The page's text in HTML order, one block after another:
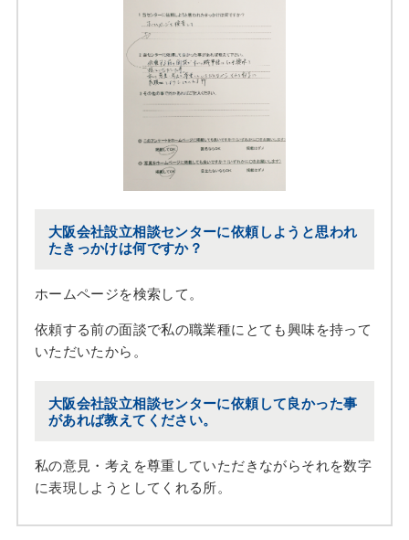
大阪会社設立相談センターに依頼しようと思われ
たきっかけは何ですか？
ホームページを検索して。
依頼する前の面談で私の職業種にとても興味を持って
いただいたから。
大阪会社設立相談センターに依頼して良かった事
があれば教えてください。
私の意見・考えを尊重していただきながらそれを数字
に表現しようとしてくれる所。